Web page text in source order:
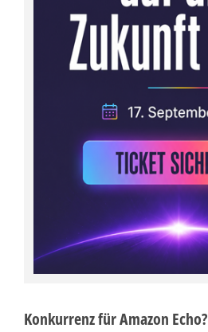
Konkurrenz für Amazon Echo?